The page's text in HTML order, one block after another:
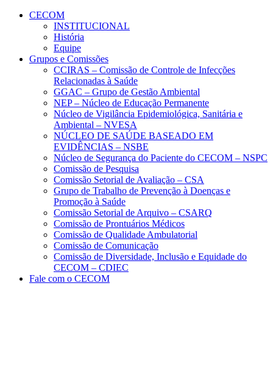
Conteúdo principal
CECOM
INSTITUCIONAL
História
Equipe
Grupos e Comissões
CCIRAS – Comissão de Controle de Infecções
Relacionadas à Saúde
GGAC – Grupo de Gestão Ambiental
NEP – Núcleo de Educação Permanente
Núcleo de Vigilância Epidemiológica, Sanitária e
Ambiental – NVESA
NÚCLEO DE SAÚDE BASEADO EM
EVIDÊNCIAS – NSBE
Núcleo de Segurança do Paciente do CECOM – NSPC
Comissão de Pesquisa
Comissão Setorial de Avaliação – CSA
Grupo de Trabalho de Prevenção à Doenças e
Promoção à Saúde
Comissão Setorial de Arquivo – CSARQ
Comissão de Prontuários Médicos
Comissão de Qualidade Ambulatorial
Comissão de Comunicação
Comissão de Diversidade, Inclusão e Equidade do
CECOM – CDIEC
Fale com o CECOM